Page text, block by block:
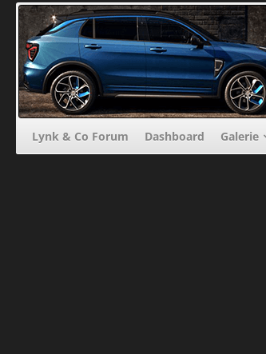
Lynk & Co Forum Dashboard Galerie